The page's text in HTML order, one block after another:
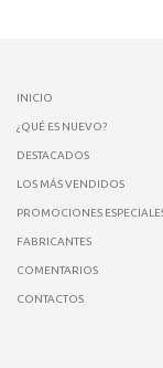
INICIO
¿QUÉ ES NUEVO?
DESTACADOS
LOS MÁS VENDIDOS
PROMOCIONES
FABRICANTES
COMENTARIOS
CONTACTOS